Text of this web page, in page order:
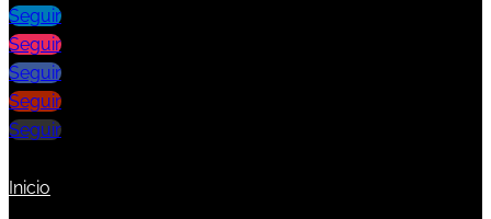
Seguir
Seguir
Seguir
Seguir
Seguir
Inicio